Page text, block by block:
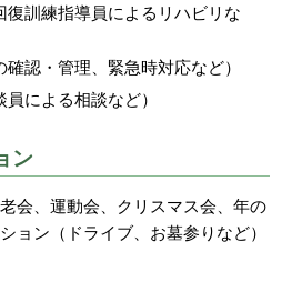
復訓練指導員によるリハビリな
認・管理、緊急時対応など）
による相談など）
ン
会、運動会、クリスマス会、年の
ョン（ドライブ、お墓参りなど）